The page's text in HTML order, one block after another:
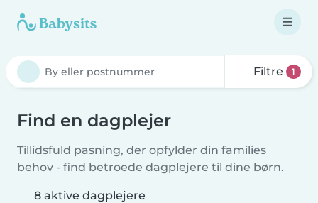
Filtre 1
Find en dagplejer
Tillidsfuld pasning, der opfylder din families
behov - find betroede dagplejere til dine børn.
8 aktive dagplejere